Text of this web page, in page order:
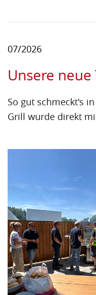
07/2026
Unsere
So gut schmeckt's
Grill wurde direkt